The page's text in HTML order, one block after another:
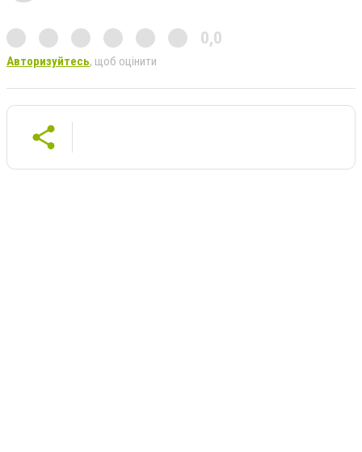
0,0
Авторизуйтесь, щоб оцінити